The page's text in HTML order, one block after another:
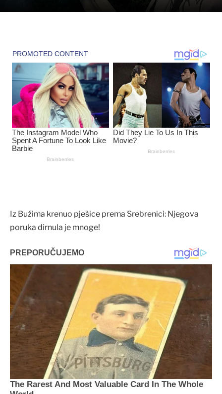
Iz Bužima krenuo pješice prema Srebrenici: Njegova
poruka dirnula je mnoge!